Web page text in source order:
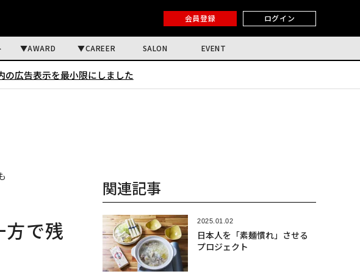
会員登録 ログイン
AWARD CAREER SALON EVENT
の広告表示を最小限にしました
で残
関連記事
2025.01.02
日本人を「素麺慣れ」させる
プロジェクト